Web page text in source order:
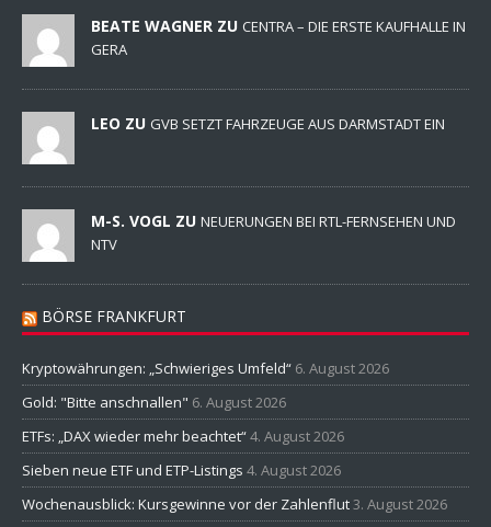
BEATE WAGNER ZU CENTRA – DIE ERSTE KAUFHALLE IN
GERA
LEO ZU GVB SETZT FAHRZEUGE AUS DARMSTADT EIN
M-S. VOGL ZU NEUERUNGEN BEI RTL-FERNSEHEN UND
NTV
BÖRSE FRANKFURT
Kryptowährungen: „Schwieriges Umfeld“ 6. August 2026
Gold: "Bitte anschnallen" 6. August 2026
ETFs: „DAX wieder mehr beachtet“4. August 2026
Sieben neue ETF und ETP-Listings 4. August 2026
Wochenausblick: Kursgewinne vor der Zahlenflut3. August 2026